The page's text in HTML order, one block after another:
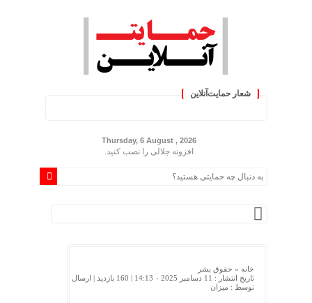
شعار حمایت‌آنلاین
Thursday, 6 August , 2026
افزونه جلالی را نصب کنید.
خانه » حقوق بشر
تاریخ انتشار : 11 دسامبر 2025 - 14:13 |
160 بازدید
| ارسال
توسط : میزان